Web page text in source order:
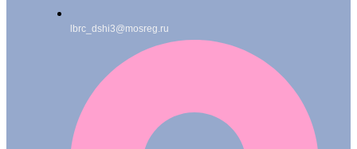
lbrc_dshi3@mosreg.ru